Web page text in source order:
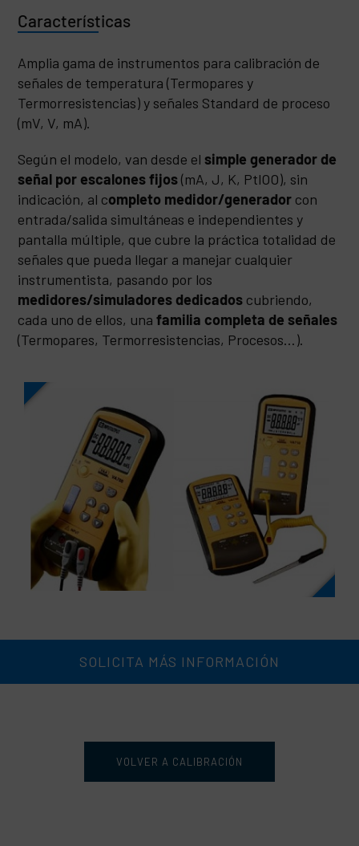
Características
Amplia gama de instrumentos para calibración de
señales de temperatura (Termopares y
Termorresistencias) y señales Standard de proceso
(mV, V, mA).
Según el modelo, van desde el simple generador de
señal por escalones fijos(mA, J, K, PtlOO), sin
indicación, al completo medidor/generador con
entrada/salida simultáneas e independientes y
pantalla múltiple, que cubre la práctica totalidad de
señales que pueda llegar a manejar cualquier
instrumentista, pasando por los
medidores/simuladores dedicados cubriendo,
cada uno de ellos, unafamilia completa de señales
(Termopares, Termorresistencias, Procesos…).
SOLICITA MÁS INFORMACIÓN
VOLVER A CALIBRACIÓN